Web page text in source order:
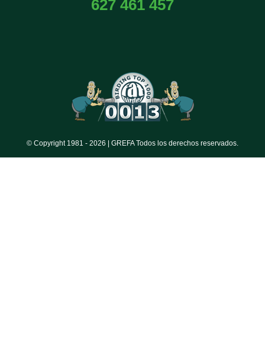
627 461 457
© Copyright 1981 - 2026 | GREFA Todos los derechos reservados.